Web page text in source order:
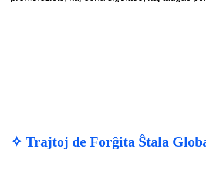
✧ Trajtoj de Forĝita Ŝtala